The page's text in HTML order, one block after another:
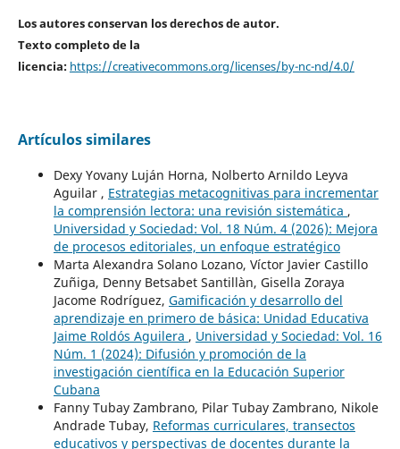
Los autores conservan los derechos de autor.
Texto completo de la
licencia: https://creativecommons.org/licenses/by-nc-nd/4.0/
Artículos similares
Dexy Yovany Luján Horna, Nolberto Arnildo Leyva
Aguilar , Estrategias metacognitivas para incrementar
la comprensión lectora: una revisión sistemática ,
Universidad y Sociedad: Vol. 18 Núm. 4 (2026): Mejora
de procesos editoriales, un enfoque estratégico
Marta Alexandra Solano Lozano, Víctor Javier Castillo
Zuñiga, Denny Betsabet Santillàn, Gisella Zoraya
Jacome Rodríguez, Gamificación y desarrollo del
aprendizaje en primero de básica: Unidad Educativa
Jaime Roldós Aguilera , Universidad y Sociedad: Vol. 16
Núm. 1 (2024): Difusión y promoción de la
investigación científica en la Educación Superior
Cubana
Fanny Tubay Zambrano, Pilar Tubay Zambrano, Nikole
Andrade Tubay, Reformas curriculares, transectos
educativos y perspectivas de docentes durante la